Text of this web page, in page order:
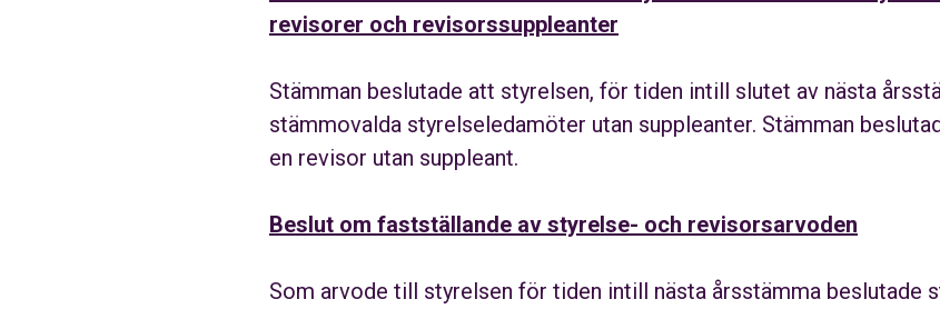
revisorer och revisorssuppleanter
Stämman beslutade att styrelsen, för tiden intill slutet av nästa
stämmovalda styrelseledamöter utan suppleanter. Stämman
en revisor utan suppleant.
Beslut om fastställande av styrelse- och revisorsarvoden
Som arvode till styrelsen för tiden intill nästa årsstämma beslutade